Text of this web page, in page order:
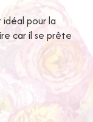
pour la
car il se prête